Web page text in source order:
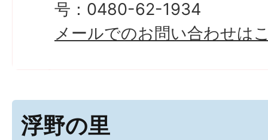
号：0480-62-1934
メールでのお問い合わせは
浮野の里